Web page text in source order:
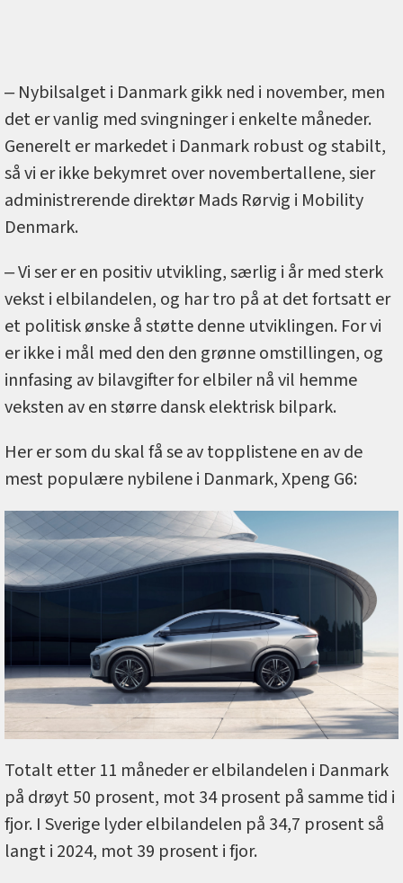
‒ Nybilsalget i Danmark gikk ned i november, men
det er vanlig med svingninger i enkelte måneder.
Generelt er markedet i Danmark robust og stabilt,
så vi er ikke bekymret over novembertallene, sier
administrerende direktør Mads Rørvig i Mobility
Denmark.
‒ Vi ser er en positiv utvikling, særlig i år med sterk
vekst i elbilandelen, og har tro på at det fortsatt er
et politisk ønske å støtte denne utviklingen. For vi
er ikke i mål med den den grønne omstillingen, og
innfasing av bilavgifter for elbiler nå vil hemme
veksten av en større dansk elektrisk bilpark.
Her er som du skal få se av topplistene en av de
mest populære nybilene i Danmark, Xpeng G6:
Totalt etter 11 måneder er elbilandelen i Danmark
på drøyt 50 prosent, mot 34 prosent på samme tid i
fjor. I Sverige lyder elbilandelen på 34,7 prosent så
langt i 2024, mot 39 prosent i fjor.